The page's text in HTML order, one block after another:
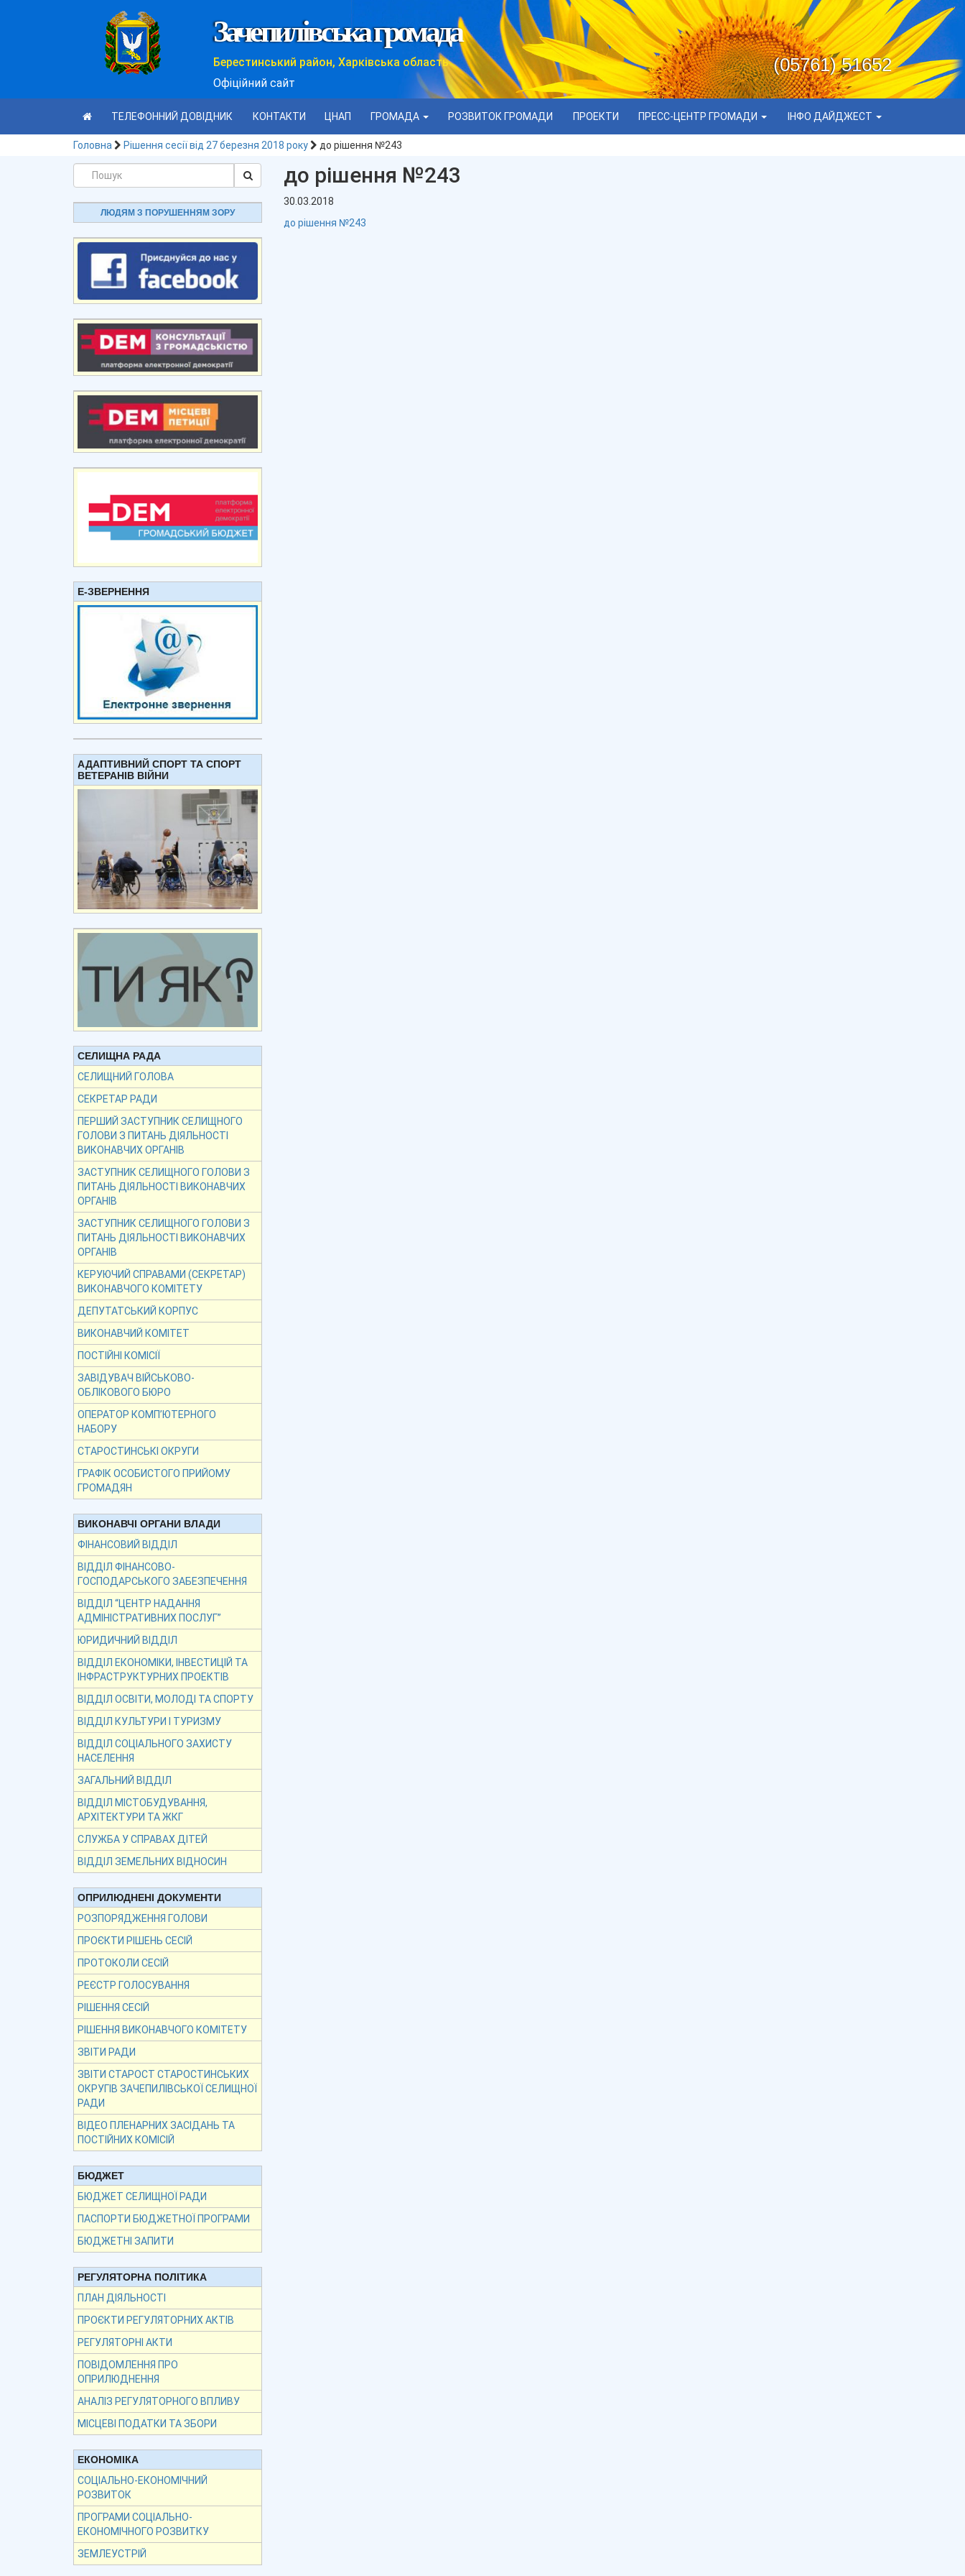
Зачепилівська громада
Берестинський район, Харківська область
Офіційний сайт
(05761) 51652
ТЕЛЕФОННИЙ ДОВІДНИК КОНТАКТИ ЦНАП ГРОМАДА РОЗВИТОК ГРОМАДИ ПРОЕКТИ ПРЕСС-ЦЕНТР ГРОМАДИ ІНФО ДАЙДЖЕСТ
Головна Рішення сесії від 27 березня 2018 року до рішення №243
ЛЮДЯМ З ПОРУШЕННЯМ ЗОРУ
Е-ЗВЕРНЕННЯ
АДАПТИВНИЙ СПОРТ ТА СПОРТ
ВЕТЕРАНІВ ВІЙНИ
СЕЛИЩНА РАДА
СЕЛИЩНИЙ ГОЛОВА
СЕКРЕТАР РАДИ
ПЕРШИЙ ЗАСТУПНИК СЕЛИЩНОГО
ГОЛОВИ З ПИТАНЬ ДІЯЛЬНОСТІ
ВИКОНАВЧИХ ОРГАНІВ
ЗАСТУПНИК СЕЛИЩНОГО ГОЛОВИ З
ПИТАНЬ ДІЯЛЬНОСТІ ВИКОНАВЧИХ
ОРГАНІВ
ЗАСТУПНИК СЕЛИЩНОГО ГОЛОВИ З
ПИТАНЬ ДІЯЛЬНОСТІ ВИКОНАВЧИХ
ОРГАНІВ
КЕРУЮЧИЙ СПРАВАМИ (СЕКРЕТАР)
ВИКОНАВЧОГО КОМІТЕТУ
ДЕПУТАТСЬКИЙ КОРПУС
ВИКОНАВЧИЙ КОМІТЕТ
ПОСТІЙНІ КОМІСІЇ
ЗАВІДУВАЧ ВІЙСЬКОВО-
ОБЛІКОВОГО БЮРО
ОПЕРАТОР КОМП’ЮТЕРНОГО
НАБОРУ
СТАРОСТИНСЬКІ ОКРУГИ
ГРАФІК ОСОБИСТОГО ПРИЙОМУ
ГРОМАДЯН
ВИКОНАВЧІ ОРГАНИ ВЛАДИ
ФІНАНСОВИЙ ВІДДІЛ
ВІДДІЛ ФІНАНСОВО-
ГОСПОДАРСЬКОГО ЗАБЕЗПЕЧЕННЯ
ВІДДІЛ “ЦЕНТР НАДАННЯ
АДМІНІСТРАТИВНИХ ПОСЛУГ”
ЮРИДИЧНИЙ ВІДДІЛ
ВІДДІЛ ЕКОНОМІКИ, ІНВЕСТИЦІЙ ТА
ІНФРАСТРУКТУРНИХ ПРОЕКТІВ
ВІДДІЛ ОСВІТИ, МОЛОДІ ТА СПОРТУ
ВІДДІЛ КУЛЬТУРИ І ТУРИЗМУ
ВІДДІЛ СОЦІАЛЬНОГО ЗАХИСТУ
НАСЕЛЕННЯ
ЗАГАЛЬНИЙ ВІДДІЛ
ВІДДІЛ МІСТОБУДУВАННЯ,
АРХІТЕКТУРИ ТА ЖКГ
СЛУЖБА У СПРАВАХ ДІТЕЙ
ВІДДІЛ ЗЕМЕЛЬНИХ ВІДНОСИН
ОПРИЛЮДНЕНІ ДОКУМЕНТИ
РОЗПОРЯДЖЕННЯ ГОЛОВИ
ПРОЄКТИ РІШЕНЬ СЕСІЙ
ПРОТОКОЛИ СЕСІЙ
РЕЄСТР ГОЛОСУВАННЯ
РІШЕННЯ СЕСІЙ
РІШЕННЯ ВИКОНАВЧОГО КОМІТЕТУ
ЗВІТИ РАДИ
ЗВІТИ СТАРОСТ СТАРОСТИНСЬКИХ
ОКРУГІВ ЗАЧЕПИЛІВСЬКОЇ СЕЛИЩНОЇ
РАДИ
ВІДЕО ПЛЕНАРНИХ ЗАСІДАНЬ ТА
ПОСТІЙНИХ КОМІСІЙ
БЮДЖЕТ
БЮДЖЕТ СЕЛИЩНОЇ РАДИ
ПАСПОРТИ БЮДЖЕТНОЇ ПРОГРАМИ
БЮДЖЕТНІ ЗАПИТИ
РЕГУЛЯТОРНА ПОЛІТИКА
ПЛАН ДІЯЛЬНОСТІ
ПРОЄКТИ РЕГУЛЯТОРНИХ АКТІВ
РЕГУЛЯТОРНІ АКТИ
ПОВІДОМЛЕННЯ ПРО
ОПРИЛЮДНЕННЯ
АНАЛІЗ РЕГУЛЯТОРНОГО ВПЛИВУ
МІСЦЕВІ ПОДАТКИ ТА ЗБОРИ
ЕКОНОМІКА
СОЦІАЛЬНО-ЕКОНОМІЧНИЙ
РОЗВИТОК
ПРОГРАМИ СОЦІАЛЬНО-
ЕКОНОМІЧНОГО РОЗВИТКУ
ЗЕМЛЕУСТРІЙ
до рішення №243
30.03.2018
до рішення №243